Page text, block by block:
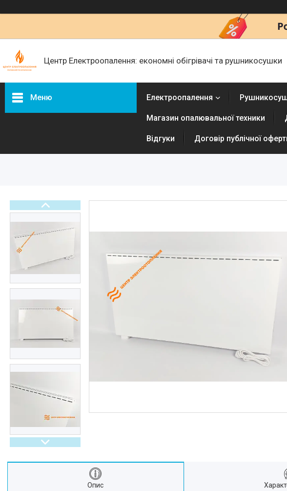
Центр Електроопалення: економні обігрівачі та рушникосушки
Меню
Електричні рушникосушки
Тепла електрична підлога
Обладнання для басейнів
Електроопалення
Магазин опалювальної техники
Відгуки Договір публічної
Опис